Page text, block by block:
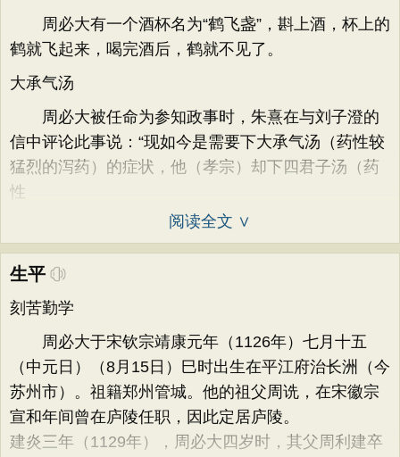
周必大有一个酒杯名为“鹤飞盏”，斟上酒，杯上的
鹤就飞起来，喝完酒后，鹤就不见了。
大承气汤
周必大被任命为参知政事时，朱熹在与刘子澄的
信中评论此事说：“现如今是需要下大承气汤（药性较
猛烈的泻药）的症状，他（孝宗）却下四君子汤（药
性
阅读全文 ∨
生平
刻苦勤学
周必大于宋钦宗靖康元年（1126年）七月十五
（中元日）（8月15日）巳时出生在平江府治长洲（今
苏州市）。祖籍郑州管城。他的祖父周诜，在宋徽宗
宣和年间曾在庐陵任职，因此定居庐陵。
建炎三年（1129年），周必大四岁时，其父周利建卒